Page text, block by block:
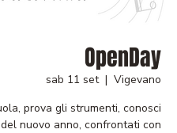
OpenDay
sab 11 set
  |
Vigevano
prova gli strumenti, conosci
nuovo anno, confrontati con